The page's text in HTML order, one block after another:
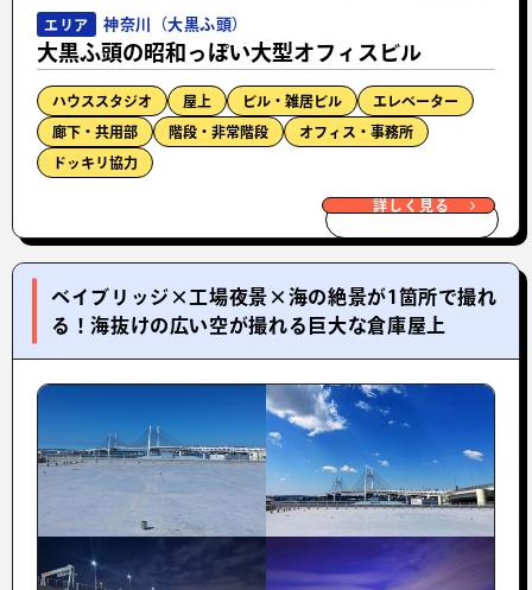
エリア 神奈川（大黒ふ頭）
大黒ふ頭の昭和っぽい大型オフィスビル
ハウススタジオ 屋上 ビル・雑居ビル エレベーター
廊下・共用部 階段・非常階段 オフィス・事務所
ドッキリ協力
詳しく見る
ベイブリッジ×工場夜景×海の絶景が1箇所で撮れ
る！海抜けの広い空が撮れる巨大な倉庫屋上